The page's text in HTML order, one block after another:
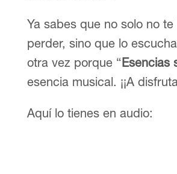
Ya sabes que no solo no
perder, sino que lo
otra vez porque “Esencias
esencia musical. ¡¡A
Aquí lo tienes en audio: